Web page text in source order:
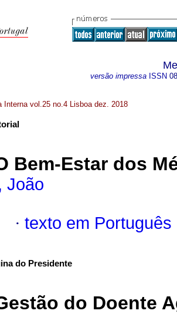
versão impressa ISSN
Interna vol.25 no.4 Lisboa dez. 2018
Bem-Estar dos
João
· texto em Português
do Presidente
do Doente